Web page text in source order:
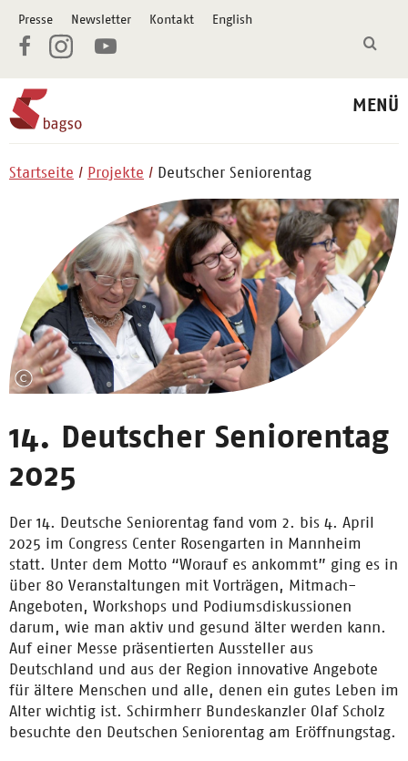
Presse Newsletter Kontakt English
MENÜ
Startseite Projekte Deutscher Seniorentag
14. Deutscher Seniorentag
2025
Der 14. Deutsche Seniorentag fand vom 2. bis 4. April
2025 im Congress Center Rosengarten in Mannheim
statt. Unter dem Motto “Worauf es ankommt” ging es in
über 80 Veranstaltungen mit Vorträgen, Mitmach-
Angeboten, Workshops und Podiumsdiskussionen
darum, wie man aktiv und gesund älter werden kann.
Auf einer Messe präsentierten Aussteller aus
Deutschland und aus der Region innovative Angebote
für ältere Menschen und alle, denen ein gutes Leben im
Alter wichtig ist. Schirmherr Bundeskanzler Olaf Scholz
besuchte den Deutschen Seniorentag am Eröffnungstag.